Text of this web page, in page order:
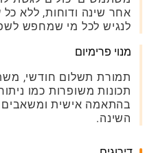
אחר שינה ודוחות, ללא
לנגיש לכל מי שמחפש
מנוי פרימיום
תמורת תשלום חודשי,
תכונות משופרות כמו
בהתאמה אישית ומשאבים
השינה.